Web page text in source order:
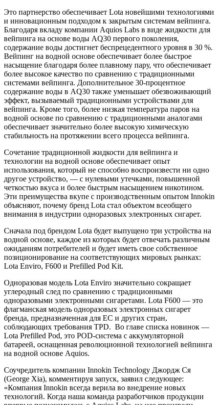
Это партнерство обеспечивает Lota новейшими технологиями
и инновационным подходом к закрытым системам вейпинга.
Благодаря вкладу компании Aquios Labs в виде жидкости для
вейпинга на основе воды AQ30 первого поколения,
содержание воды достигнет беспрецедентного уровня в 30 %.
Вейпинг на водной основе обеспечивает более быстрое
насыщение благодаря более плавному пару, что обеспечивает
более высокое качество по сравнению с традиционными
системами вейпинга. Дополнительное 30-процентное
содержание воды в AQ30 также уменьшает обезвоживающий
эффект, вызываемый традиционными устройствами для
вейпинга. Кроме того, более низкая температура паров на
водной основе по сравнению с традиционными аналогами
обеспечивает значительно более высокую химическую
стабильность на протяжении всего процесса вейпинга.
Сочетание традиционной жидкости для вейпинга и
технологии на водной основе обеспечивает опыт
использования, который не способно воспроизвести ни одно
другое устройство, — с нулевыми утечками, повышенной
четкостью вкуса и более быстрым насыщением никотином.
Эти преимущества вкупе с производственным опытом Innokin
объясняют, почему бренд Lota стал объектом всеобщего
внимания в индустрии одноразовых электронных сигарет.
Сначала под брендом Lota будет выпущено три устройства на
водной основе, каждое из которых будет отвечать различным
ожиданиям потребителей и будет иметь свое собственное
позиционирование на соответствующих мировых рынках:
Lota Enviro, F600 и Prefilled Pod Kit.
Одноразовая модель Lota Enviro значительно сокращает
углеродный след по сравнению с традиционными
одноразовыми электронными сигаретами. Lota F600 — это
флагманская модель одноразовых электронных сигарет
бренда, предназначенная для ЕС и других стран,
соблюдающих требования TPD. Во главе списка новинок —
Lota Prefilled Pod, это POD-система с аккумуляторной
батареей, оснащенная революционной технологией вейпинга
на водной основе Aquios.
Соучредитель компании Innokin Technology Джордж Ся
(George Xia), комментируя запуск, заявил следующее:
«Компания Innokin всегда верила во внедрение новых
технологий. Когда наша команда разработчиков продукции